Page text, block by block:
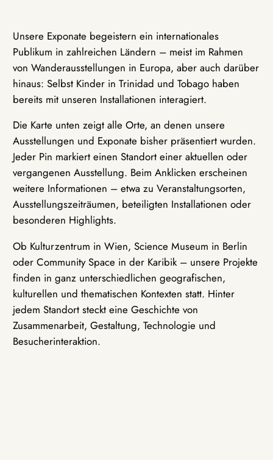
Unsere Exponate begeistern ein internationales
Publikum in zahlreichen Ländern – meist im Rahmen
von Wanderausstellungen in Europa, aber auch darüber
hinaus: Selbst Kinder in Trinidad und Tobago haben
bereits mit unseren Installationen interagiert.
Die Karte unten zeigt alle Orte, an denen unsere
Ausstellungen und Exponate bisher präsentiert wurden.
Jeder Pin markiert einen Standort einer aktuellen oder
vergangenen Ausstellung. Beim Anklicken erscheinen
weitere Informationen – etwa zu Veranstaltungsorten,
Ausstellungszeiträumen, beteiligten Installationen oder
besonderen Highlights.
Ob Kulturzentrum in Wien, Science Museum in Berlin
oder Community Space in der Karibik – unsere Projekte
finden in ganz unterschiedlichen geografischen,
kulturellen und thematischen Kontexten statt. Hinter
jedem Standort steckt eine Geschichte von
Zusammenarbeit, Gestaltung, Technologie und
Besucherinteraktion.